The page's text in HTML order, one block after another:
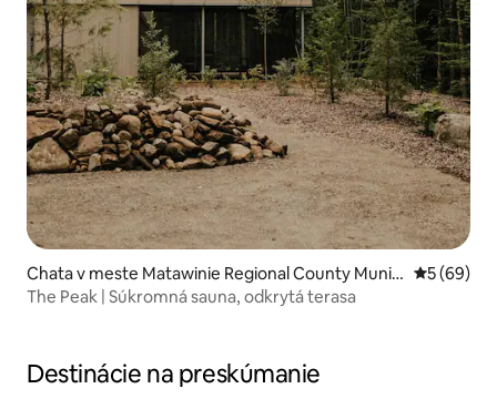
Chata v meste Matawinie Regional County Munici
pality
5 (69)
The Peak | Súkromná sauna, odkrytá terasa
Destinácie na preskúmanie